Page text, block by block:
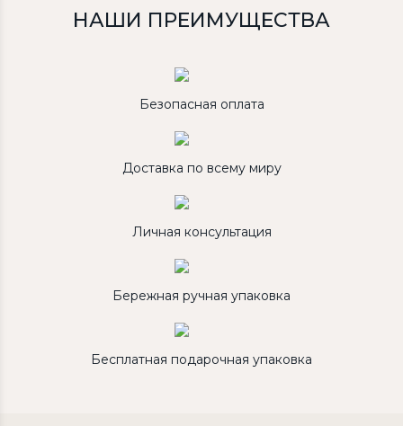
НАШИ ПРЕИМУЩЕСТВА
Безопасная оплата
Доставка по всему миру
Личная консультация
Бережная ручная упаковка
Бесплатная подарочная упаковка